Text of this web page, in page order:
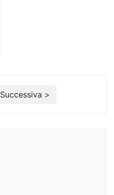
Successiva >